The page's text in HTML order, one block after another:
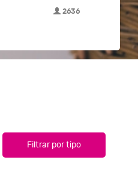
2636
Filtrar por tipo